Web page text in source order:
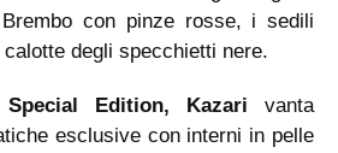
Brembo con pinze rosse, i sedili
degli specchietti nere.
Special Edition, Kazari vanta
esclusive con interni in pelle